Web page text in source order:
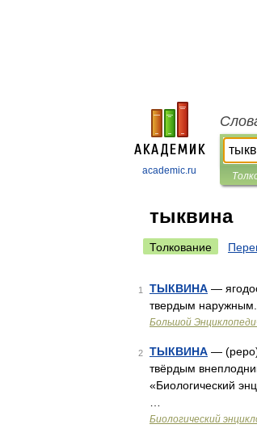
academic.ru
тыквина
Толкование
1 ТЫКВИНА —
твердым наружным.
Большой
2 ТЫКВИНА —
твёрдым
«Биологический
Биологический